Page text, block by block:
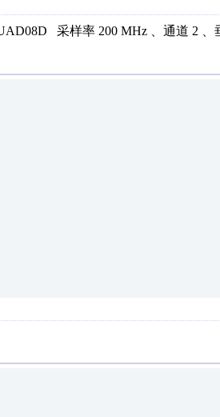
采样率 200 MHz 、通道 2 、